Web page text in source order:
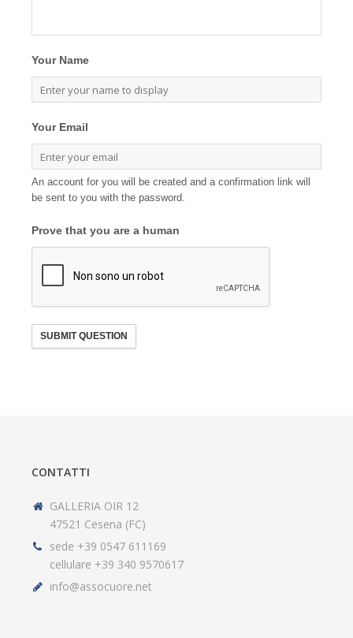
Your Name
Your Email
An account for you will be created and a confirmation link will
be sent to you with the password.
Prove that you are a human
SUBMIT QUESTION
CONTATTI
GALLERIA OIR 12
47521 Cesena (FC)
sede +39 0547 611169
cellulare +39 340 9570617
info@assocuore.net